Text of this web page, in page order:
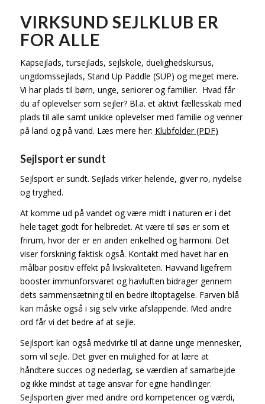
VIRKSUND SEJLKLUB ER
FOR ALLE
Kapsejlads, tursejlads, sejlskole, duelighedskursus,
ungdomssejlads, Stand Up Paddle (SUP) og meget mere.
Vi har plads til børn, unge, seniorer og familier. Hvad får
du af oplevelser som sejler? Bl.a. et aktivt fællesskab med
plads til alle samt unikke oplevelser med familie og venner
på land og på vand. Læs mere her: Klubfolder (PDF)
Sejlsport er sundt
Sejlsport er sundt. Sejlads virker helende, giver ro, nydelse
og tryghed.
At komme ud på vandet og være midt i naturen er i det
hele taget godt for helbredet. At være til søs er som et
frirum, hvor der er en anden enkelhed og harmoni. Det
viser forskning faktisk også. Kontakt med havet har en
målbar positiv effekt på livskvaliteten. Havvand ligefrem
booster immunforsvaret og havluften bidrager gennem
dets sammensætning til en bedre iltoptagelse. Farven blå
kan måske også i sig selv virke afslappende. Med andre
ord får vi det bedre af at sejle.
Sejlsport kan også medvirke til at danne unge mennesker,
som vil sejle. Det giver en mulighed for at lære at
håndtere succes og nederlag, se værdien af samarbejde
og ikke mindst at tage ansvar for egne handlinger.
Sejlsporten giver med andre ord kompetencer og værdi,